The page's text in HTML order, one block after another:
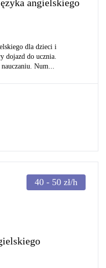
angielskiego
dla dzieci i
dojazd do ucznia.
Num...
40 - 50 zł/h